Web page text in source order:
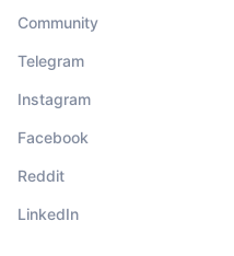
Community
Telegram
Instagram
Facebook
Reddit
LinkedIn